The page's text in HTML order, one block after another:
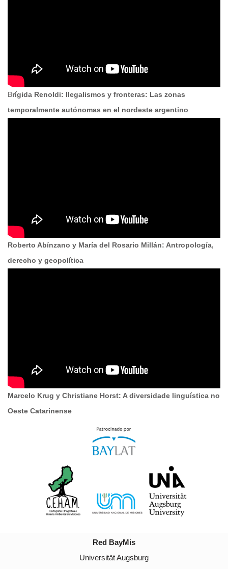
Brígida Renoldi: Ilegalismos y fronteras: Las zonas
temporalmente autónomas en el nordeste argentino
Roberto Abínzano y María del Rosario Millán: Antropología,
derecho y geopolítica
Marcelo Krug y Christiane Horst: A diversidade linguística no
Oeste Catarinense
Red BayMis
Universität Augsburg